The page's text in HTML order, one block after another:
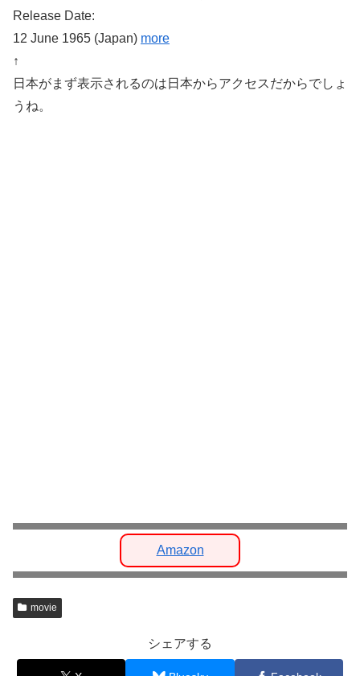
Release Date:
12 June 1965 (Japan) more
↑
日本がまず表示されるのは日本からアクセスだからでしょ
うね。
Amazon
movie
シェアする